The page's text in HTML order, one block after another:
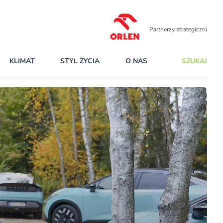
Partnerzy strategiczni
KLIMAT STYL ŻYCIA O NAS SZUKAJ